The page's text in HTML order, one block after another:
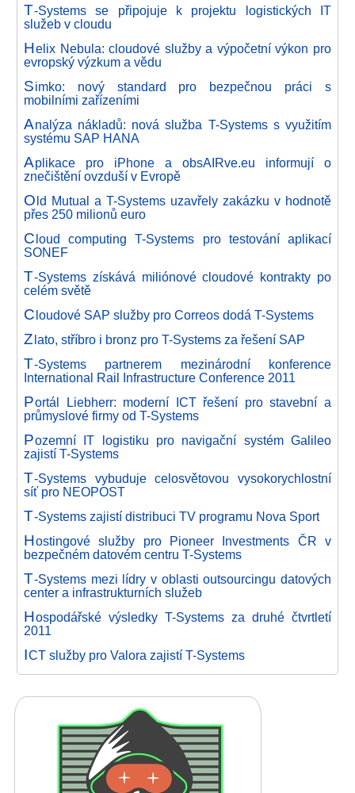
T-Systems se připojuje k projektu logistických IT
služeb v cloudu
Helix Nebula: cloudové služby a výpočetní výkon pro
evropský výzkum a vědu
Simko: nový standard pro bezpečnou práci s
mobilními zařízeními
Analýza nákladů: nová služba T-Systems s využitím
systému SAP HANA
Aplikace pro iPhone a obsAIRve.eu informují o
znečištění ovzduší v Evropě
Old Mutual a T-Systems uzavřely zakázku v hodnotě
přes 250 milionů euro
Cloud computing T-Systems pro testování aplikací
SONEF
T-Systems získává miliónové cloudové kontrakty po
celém světě
Cloudové SAP služby pro Correos dodá T-Systems
Zlato, stříbro i bronz pro T-Systems za řešení SAP
T-Systems partnerem mezinárodní konference
International Rail Infrastructure Conference 2011
Portál Liebherr: moderní ICT řešení pro stavební a
průmyslové firmy od T-Systems
Pozemní IT logistiku pro navigační systém Galileo
zajistí T-Systems
T-Systems vybuduje celosvětovou vysokorychlostní
síť pro NEOPOST
T-Systems zajistí distribuci TV programu Nova Sport
Hostingové služby pro Pioneer Investments ČR v
bezpečném datovém centru T-Systems
T-Systems mezi lídry v oblasti outsourcingu datových
center a infrastrukturních služeb
Hospodářské výsledky T-Systems za druhé čtvrtletí
2011
ICT služby pro Valora zajistí T-Systems